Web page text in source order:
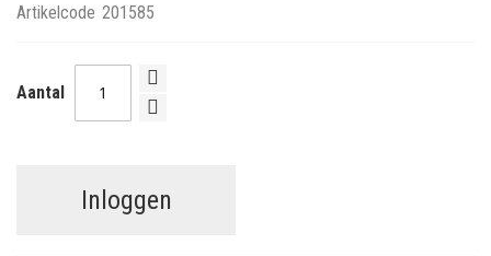
Artikelcode 201585
Aantal
Inloggen